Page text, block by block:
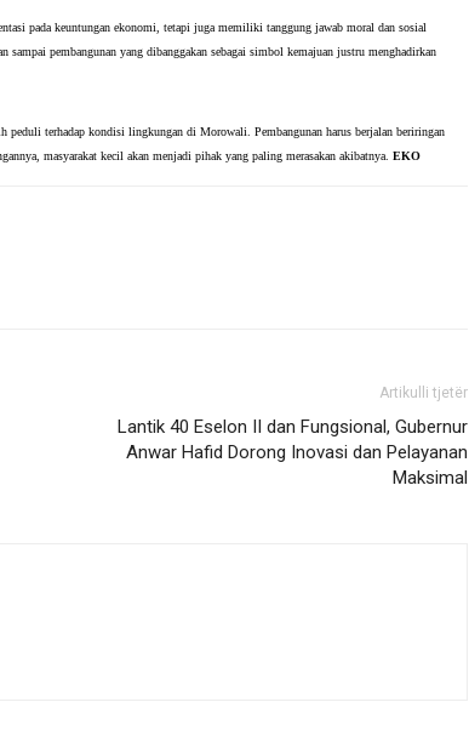
pada keuntungan ekonomi, tetapi juga memiliki tanggung jawab moral dan sosial
sampai pembangunan yang dibanggakan sebagai simbol kemajuan justru menghadirkan
terhadap kondisi lingkungan di Morowali. Pembangunan harus berjalan beriringan
masyarakat kecil akan menjadi pihak yang paling merasakan akibatnya. EKO
Artikulli tjetër
Lantik 40 Eselon II dan Fungsional, Gubernur
Anwar Hafid Dorong Inovasi dan Pelayanan
Maksimal